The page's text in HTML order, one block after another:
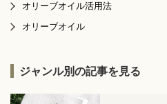
オリーブオイル活用法
オリーブオイル
ジャンル別の記事を見る